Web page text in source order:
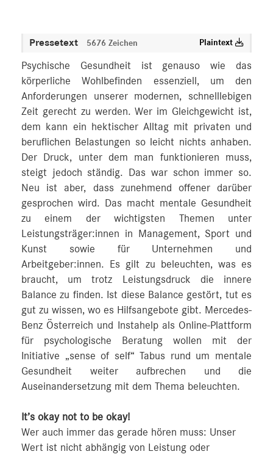
Pressetext 5676 Zeichen Plaintext
Psychische Gesundheit ist genauso wie das
körperliche Wohlbefinden essenziell, um den
Anforderungen unserer modernen, schnelllebigen
Zeit gerecht zu werden. Wer im Gleichgewicht ist,
dem kann ein hektischer Alltag mit privaten und
beruflichen Belastungen so leicht nichts anhaben.
Der Druck, unter dem man funktionieren muss,
steigt jedoch ständig. Das war schon immer so.
Neu ist aber, dass zunehmend offener darüber
gesprochen wird. Das macht mentale Gesundheit
zu einem der wichtigsten Themen unter
Leistungsträger:innen in Management, Sport und
Kunst sowie für Unternehmen und
Arbeitgeber:innen. Es gilt zu beleuchten, was es
braucht, um trotz Leistungsdruck die innere
Balance zu finden. Ist diese Balance gestört, tut es
gut zu wissen, wo es Hilfsangebote gibt. Mercedes-
Benz Österreich und Instahelp als Online-Plattform
für psychologische Beratung wollen mit der
Initiative „sense of self“ Tabus rund um mentale
Gesundheit weiter aufbrechen und die
Auseinandersetzung mit dem Thema beleuchten.
It’s okay not to be okay!
Wer auch immer das gerade hören muss: Unser
Wert ist nicht abhängig von Leistung oder